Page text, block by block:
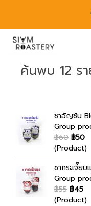
ค้นพบ 12 รา
ชาอัญชัน
Group
฿60 ฿50
(Product)
ชากระเจี๊ย
Group
฿55 ฿45
(Product)